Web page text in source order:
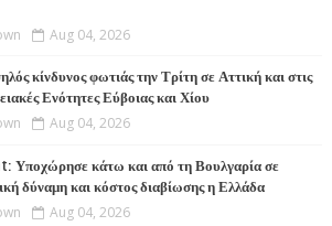
Aug 04, 2026
κίνδυνος φωτιάς την Τρίτη σε Αττική και στις
Ενότητες Εύβοιας και Χίου
Aug 04, 2026
Υποχώρησε κάτω και από τη Βουλγαρία σε
δύναμη και κόστος διαβίωσης η Ελλάδα
Aug 04, 2026